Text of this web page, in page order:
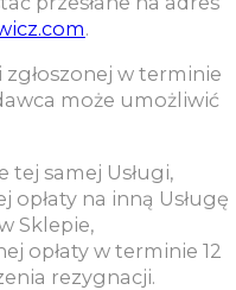
.
w terminie
może umożliwić
tej samej Usługi,
opłaty na inną Usługę
Sklepie,
opłaty w terminie 12
rezygnacji.